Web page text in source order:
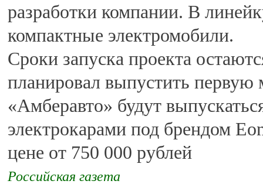
разработки компании. В
компактные электромобили.
Сроки запуска проекта
планировал выпустить первую
«Амберавто» будут
электрокарами под брендом
цене от 750 000 рублей
Российская газета